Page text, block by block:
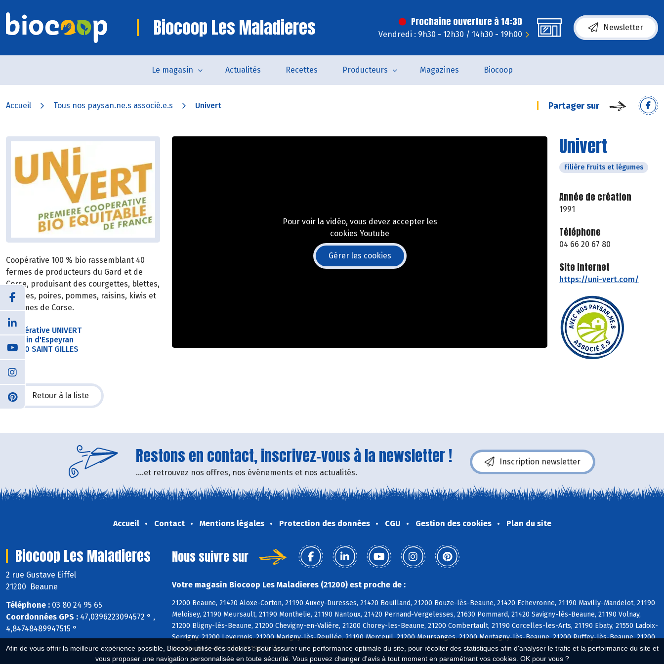
Afin de vous offrir la meilleure expérience possible, Biocoop utilise des cookies : pour assurer une performance optimale du site, pour récolter des statistiques afin d'analyser le trafic et la performance du site et
vous proposer une navigation personnalisée en toute sécurité. Vous pouvez changer d'avis à tout moment en paramétrant vos cookies. OK pour vous ?
Biocoop Les Maladieres Prochaine ouverture à 14:30
Vendredi : 9h30 - 12h30 / 14h30 - 19h00
Newsletter
Le magasin Actualités Recettes Producteurs Magazines Biocoop
Accueil Tous nos paysan.ne.s associé.e.s Univert Partager sur
Univert
Filière Fruits et légumes
Année de création
1991
Téléphone
04 66 20 67 80
Site internet
https://uni-vert.com/
Coopérative 100 % bio rassemblant 40
fermes de producteurs du Gard et de
Corse, produisant des courgettes, blettes,
salades, poires, pommes, raisins, kiwis et
agrumes de Corse.
Coopérative UNIVERT
Chemin d'Espeyran
30800 SAINT GILLES
Pour voir la vidéo, vous devez accepter les
cookies Youtube
Gérer les cookies
Retour à la liste
Restons en contact, inscrivez-vous à la newsletter !
....et retrouvez nos offres, nos événements et nos actualités.
Inscription newsletter
Accueil Contact Mentions légales Protection des données CGU Gestion des cookies Plan du site
Biocoop Les Maladieres
2 rue Gustave Eiffel
21200 Beaune
Téléphone : 03 80 24 95 65
Coordonnées GPS : 47,0396223094572 ° ,
4,84748489947515 °
Nous suivre sur
Votre magasin Biocoop Les Maladieres (21200) est proche de :
21200 Beaune, 21420 Aloxe-Corton, 21190 Auxey-Duresses, 21420 Bouilland, 21200 Bouze-lès-Beaune, 21420 Echevronne, 21190 Mavilly-Mandelot, 21190
Meloisey, 21190 Meursault, 21190 Monthelie, 21190 Nantoux, 21420 Pernand-Vergelesses, 21630 Pommard, 21420 Savigny-lès-Beaune, 21190 Volnay,
21200 Bligny-lès-Beaune, 21200 Chevigny-en-Valière, 21200 Chorey-les-Beaune, 21200 Combertault, 21190 Corcelles-les-Arts, 21190 Ebaty, 21550 Ladoix-
Serrigny, 21200 Levernois, 21200 Marigny-lès-Reullée, 21190 Merceuil, 21200 Meursanges, 21200 Montagny-lès-Beaune, 21200 Ruffey-lès-Beaune, 21200
Ste-Marie-la-Blanche, 21190 Tailly